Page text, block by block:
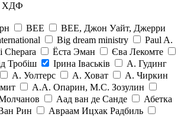
ХДФ
BEE
BEE, Джон Уайт, Джерри
Big dream ministry
Paul A.
Chepara Ёста Эман
Єва Лекомте
Тробіш Ірина Іваськів
А. Гудинг
А. Уолтерс А. Ховат
А. Чиркин
А.А. Опарин, М.С. Зозулин
Аад ван де Санде
Абетка
Рин
Авраам Ицхак Радбиль